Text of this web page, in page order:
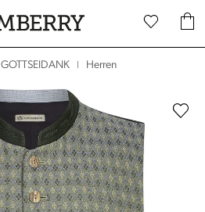
GOTTSEIDANK Herren